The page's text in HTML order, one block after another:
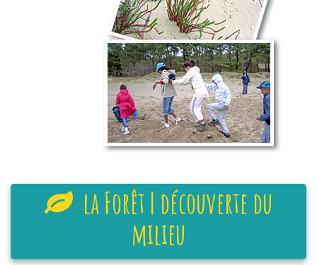
la Forêt | découverte du
milieu